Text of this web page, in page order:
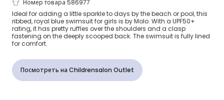
Girls Glittery Blue Ruffle Swimsuit
(UPF50+)
Номер товара 586977
Ideal for adding a little sparkle to days by the beach or pool, this
ribbed, royal blue swimsuit for girls is by Molo. With a UPF50+
rating, it has pretty ruffles over the shoulders and a clasp
fastening on the deeply scooped back. The swimsuit is fully lined
for comfort.
Посмотреть на Childrensalon Outlet